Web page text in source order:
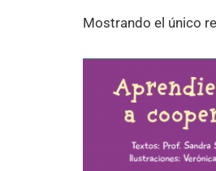
Mostrando el único